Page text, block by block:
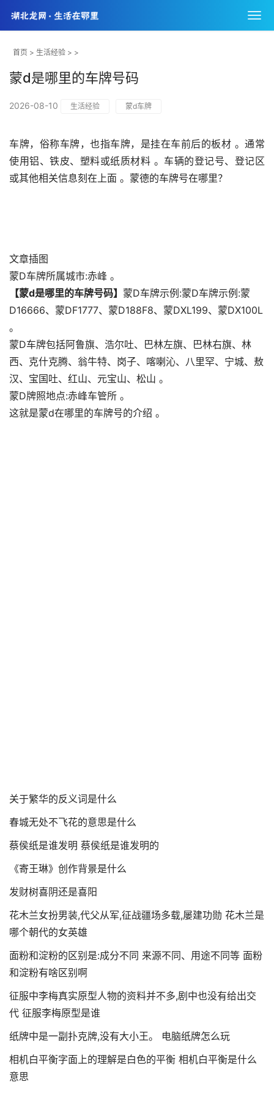
首页 > 生活经验 > >
蒙d是哪里的车牌号码
2026-08-10 生活经验 蒙d车牌
车牌，俗称车牌，也指车牌，是挂在车前后的板材 。通常
使用铝、铁皮、塑料或纸质材料 。车辆的登记号、登记区
或其他相关信息刻在上面 。蒙德的车牌号在哪里？
文章插图
蒙D车牌所属城市:赤峰 。
【蒙d是哪里的车牌号码】 蒙D车牌示例:蒙D车牌示例:蒙
D16666、蒙DF1777、蒙D188F8、蒙DXL199、蒙DX100L
。
蒙D车牌包括阿鲁旗、浩尔吐、巴林左旗、巴林右旗、林
西、克什克腾、翁牛特、岗子、喀喇沁、八里罕、宁城、敖
汉、宝国吐、红山、元宝山、松山 。
蒙D牌照地点:赤峰车管所 。
这就是蒙d在哪里的车牌号的介绍 。
关于繁华的反义词是什么
春城无处不飞花的意思是什么
蔡侯纸是谁发明 蔡侯纸是谁发明的
《寄王琳》创作背景是什么
发财树喜阴还是喜阳
花木兰女扮男装,代父从军,征战疆场多载,屡建功勋 花木兰是
哪个朝代的女英雄
面粉和淀粉的区别是:成分不同 来源不同、用途不同等 面粉
和淀粉有啥区别啊
征服中李梅真实原型人物的资料并不多,剧中也没有给出交
代 征服李梅原型是谁
纸牌中是一副扑克牌,没有大小王。 电脑纸牌怎么玩
相机白平衡字面上的理解是白色的平衡 相机白平衡是什么
意思